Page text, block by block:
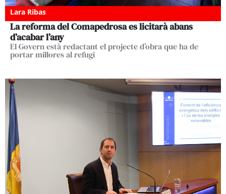
Lara Ribas
La reforma del Comapedrosa es licitarà abans
d’acabar l’any
El Govern està redactant el projecte d’obra que ha de
portar millores al refugi